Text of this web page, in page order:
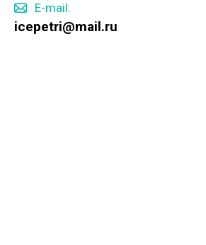
E-mail:
icepetri@mail.ru